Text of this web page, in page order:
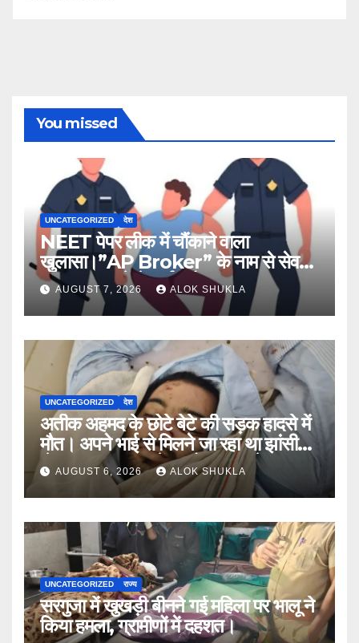
You missed
UNCATEGORIZED देश
NEET पेपर लीक में चौंकाने वाला
खुलासा।”AP Broker” के नाम से सेव
नंबर,13राज्य में नेटवर्क और ऑफलाइन क्लास,
मराठी से इंग्लिश में अनुवाद सहित तमाम
खुलासे।
AUGUST 7, 2026 ALOK SHUKLA
UNCATEGORIZED देश
अतीक अहमद के छोटे बेटे की सड़क हादसे में
मौत। अपने भाई से मिलने जा रहा था झांसी
जेल (सूत्र)। कार में 5 लोग सवार थे।
AUGUST 6, 2026 ALOK SHUKLA
UNCATEGORIZED राज्य
सरगुजा में खुखड़ी बीनने गई महिला पर भालू ने
किया हमला, ग्रामीणों में दहशत।